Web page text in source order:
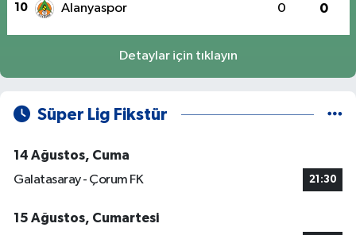
10 Alanyaspor 0 0
Detaylar için tıklayın
Süper Lig Fikstür
14 Ağustos, Cuma
Galatasaray - Çorum FK
21:30
15 Ağustos, Cumartesi